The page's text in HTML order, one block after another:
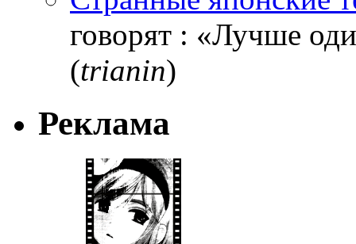
говорят : «Лучше
(trianin)
Реклама